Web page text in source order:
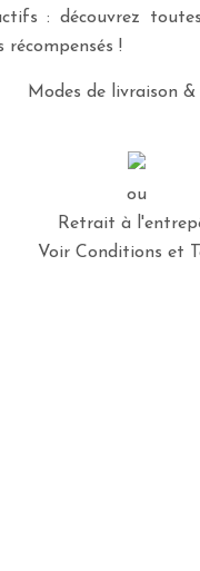
: découvrez
!
Modes de livraison &
ou
Retrait à
Voir Conditions et